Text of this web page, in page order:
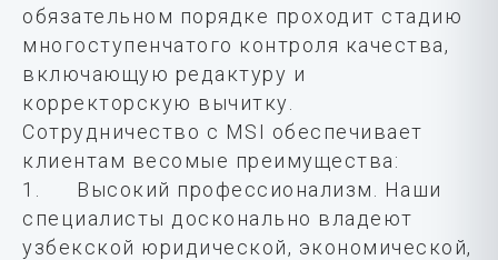
обязательном порядке проходит стадию
многоступенчатого контроля качества,
включающую редактуру и
корректорскую вычитку.
Сотрудничество с MSI обеспечивает
клиентам весомые преимущества:
1. Высокий профессионализм. Наши
специалисты досконально владеют
узбекской юридической, экономической,